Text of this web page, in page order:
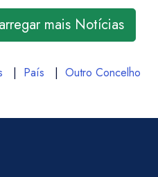
mais Notícias
| País | Outro Concelho